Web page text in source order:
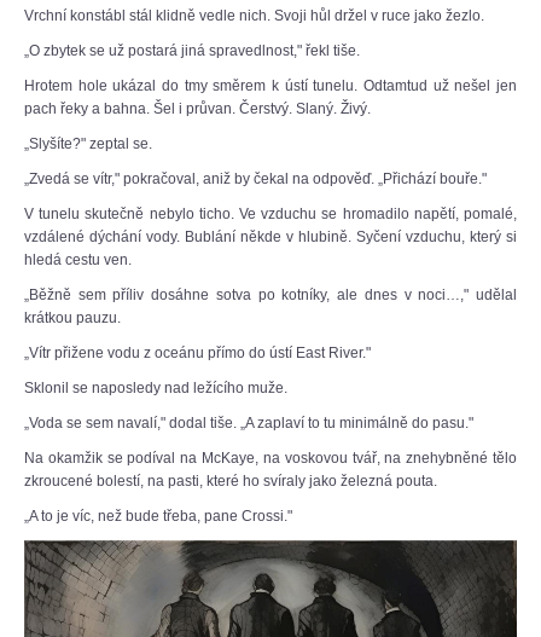
Vrchní konstábl stál klidně vedle nich. Svoji hůl držel v ruce jako žezlo.
„O zbytek se už postará jiná spravedlnost," řekl tiše.
Hrotem hole ukázal do tmy směrem k ústí tunelu. Odtamtud už nešel jen
pach řeky a bahna. Šel i průvan. Čerstvý. Slaný. Živý.
„Slyšíte?" zeptal se.
„Zvedá se vítr," pokračoval, aniž by čekal na odpověď. „Přichází bouře."
V tunelu skutečně nebylo ticho. Ve vzduchu se hromadilo napětí, pomalé,
vzdálené dýchání vody. Bublání někde v hlubině. Syčení vzduchu, který si
hledá cestu ven.
„Běžně sem příliv dosáhne sotva po kotníky, ale dnes v noci…," udělal
krátkou pauzu.
„Vítr přižene vodu z oceánu přímo do ústí East River."
Sklonil se naposledy nad ležícího muže.
„Voda se sem navalí," dodal tiše. „A zaplaví to tu minimálně do pasu."
Na okamžik se podíval na McKaye, na voskovou tvář, na znehybněné tělo
zkroucené bolestí, na pasti, které ho svíraly jako železná pouta.
„A to je víc, než bude třeba, pane Crossi."